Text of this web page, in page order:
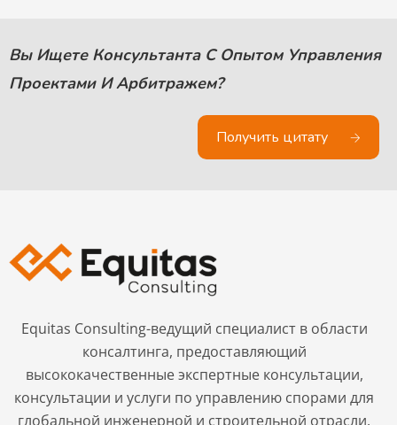
Вы Ищете Консультанта С Опытом Управления
Проектами И Арбитражем?
Получить цитату
Equitas Consulting-ведущий специалист в области
консалтинга, предоставляющий
высококачественные экспертные консультации,
консультации и услуги по управлению спорами для
глобальной инженерной и строительной отрасли.